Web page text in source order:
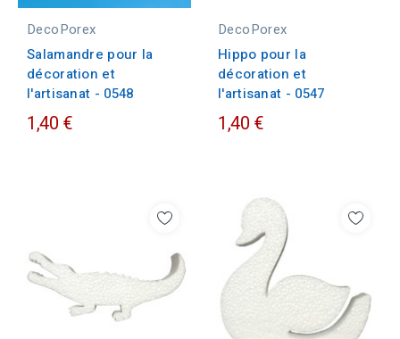
DecoPorex
Salamandre pour la
décoration et
l'artisanat - 0548
1,40 €
DecoPorex
Hippo pour la
décoration et
l'artisanat - 0547
1,40 €